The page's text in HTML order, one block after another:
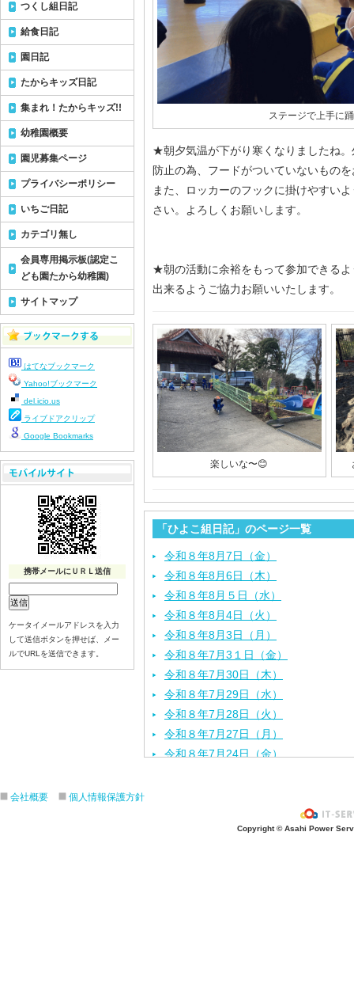
ステージで上手に
★朝夕気温が下がり寒くなりましたね
防止の為、フードがついていないもの
また、ロッカーのフックに掛けやすい
さい。よろしくお願いします。
★朝の活動に余裕をもって参加できる
出来るようご協力お願いいたします。
楽しいな〜😊
「ひよこ組日記」のページ一覧
令和８年8月7日（金）
令和８年8月6日（木）
令和８年8月５日（水）
令和８年8月4日（火）
令和８年8月3日（月）
令和８年7月3１日（金）
令和８年7月30日（木）
令和８年7月29日（水）
令和８年7月28日（火）
令和８年7月27日（月）
令和８年7月24日（金）
令和８年7月17日（金）
つくし組日記
給食日記
園日記
たからキッズ日記
集まれ！たからキッズ!!
幼稚園概要
園児募集ページ
プライバシーポリシー
いちご日記
カテゴリ無し
会員専用掲示板(認定こ
ども園たから幼稚園)
サイトマップ
はてなブックマーク
Yahoo!ブックマーク
del.icio.us
ライブドアクリップ
Google Bookmarks
携帯メールにＵＲＬ送信
ケータイメールアドレスを入力
して送信ボタンを押せば、メー
ルでURLを送信できます。
会社概要 個人情報保護方針
Copyright © Asahi Power